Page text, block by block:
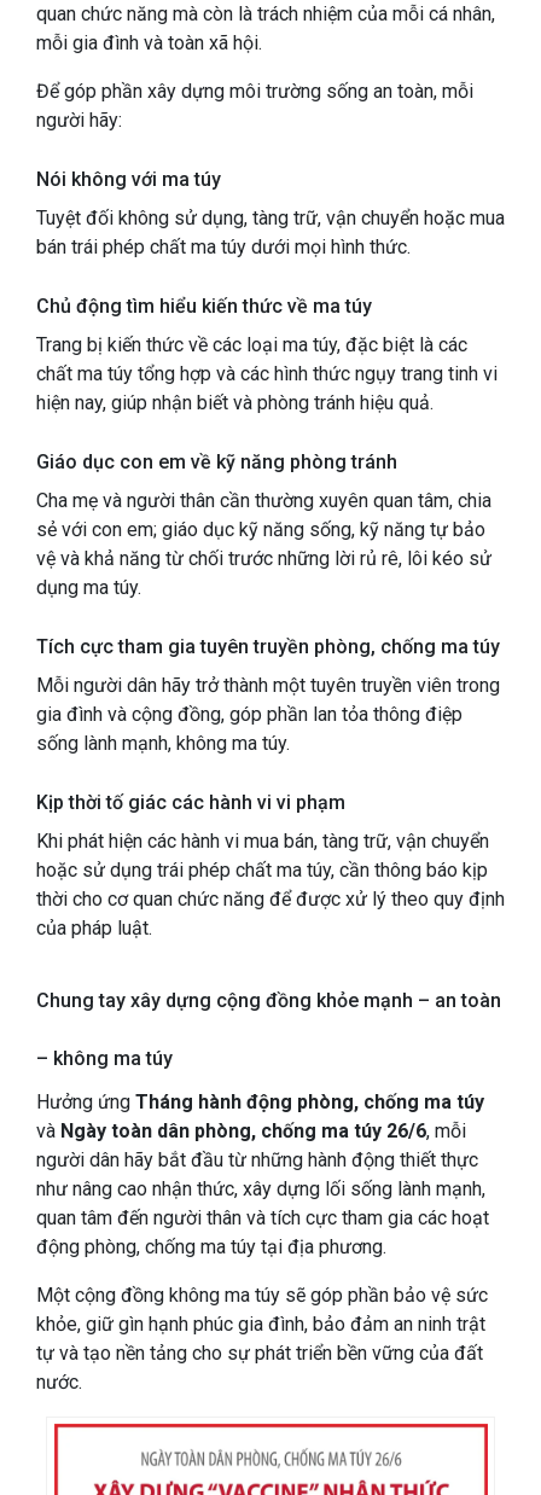
quan chức năng mà còn là trách nhiệm của mỗi cá nhân,
mỗi gia đình và toàn xã hội.
Để góp phần xây dựng môi trường sống an toàn, mỗi
người hãy:
Nói không với ma túy
Tuyệt đối không sử dụng, tàng trữ, vận chuyển hoặc mua
bán trái phép chất ma túy dưới mọi hình thức.
Chủ động tìm hiểu kiến thức về ma túy
Trang bị kiến thức về các loại ma túy, đặc biệt là các
chất ma túy tổng hợp và các hình thức ngụy trang tinh vi
hiện nay, giúp nhận biết và phòng tránh hiệu quả.
Giáo dục con em về kỹ năng phòng tránh
Cha mẹ và người thân cần thường xuyên quan tâm, chia
sẻ với con em; giáo dục kỹ năng sống, kỹ năng tự bảo
vệ và khả năng từ chối trước những lời rủ rê, lôi kéo sử
dụng ma túy.
Tích cực tham gia tuyên truyền phòng, chống ma túy
Mỗi người dân hãy trở thành một tuyên truyền viên trong
gia đình và cộng đồng, góp phần lan tỏa thông điệp
sống lành mạnh, không ma túy.
Kịp thời tố giác các hành vi vi phạm
Khi phát hiện các hành vi mua bán, tàng trữ, vận chuyển
hoặc sử dụng trái phép chất ma túy, cần thông báo kịp
thời cho cơ quan chức năng để được xử lý theo quy định
của pháp luật.
Chung tay xây dựng cộng đồng khỏe mạnh – an toàn
– không ma túy
Hưởng ứng Tháng hành động phòng, chống ma túy
và Ngày toàn dân phòng, chống ma túy 26/6, mỗi
người dân hãy bắt đầu từ những hành động thiết thực
như nâng cao nhận thức, xây dựng lối sống lành mạnh,
quan tâm đến người thân và tích cực tham gia các hoạt
động phòng, chống ma túy tại địa phương.
Một cộng đồng không ma túy sẽ góp phần bảo vệ sức
khỏe, giữ gìn hạnh phúc gia đình, bảo đảm an ninh trật
tự và tạo nền tảng cho sự phát triển bền vững của đất
nước.